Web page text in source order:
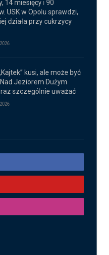
14 miesięcy i 90
USK w Opolu sprawdzi,
działa przy cukrzycy
kusi, ale może być
Jeziorem Dużym
szczególnie uważać